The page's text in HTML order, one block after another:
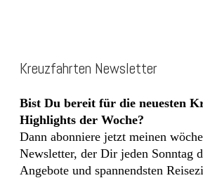
Kreuzfahrten Newsletter
Bist Du bereit für die neuesten
Highlights der Woche?
Dann abonniere jetzt meinen
Newsletter, der Dir jeden Sonntag
Angebote und spannendsten